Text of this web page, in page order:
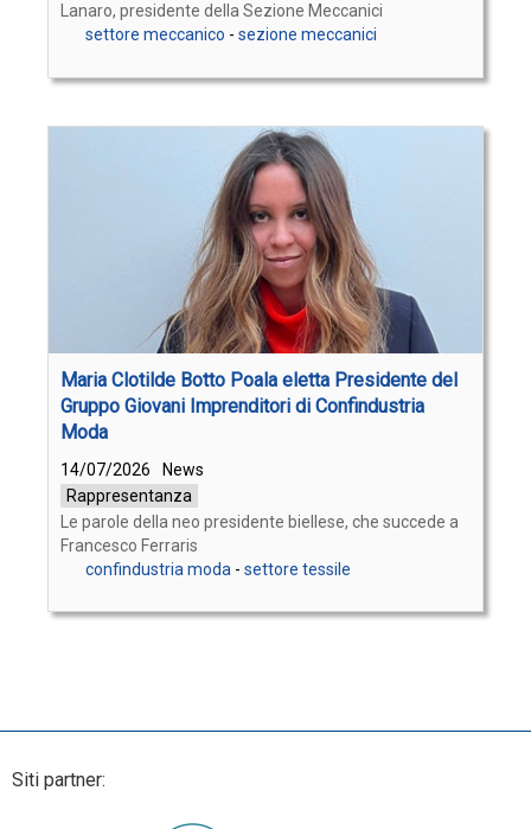
Lanaro, presidente della Sezione Meccanici
settore meccanico - sezione meccanici
Maria Clotilde Botto Poala eletta Presidente del
Gruppo Giovani Imprenditori di Confindustria
Moda
14/07/2026
News
Rappresentanza
Le parole della neo presidente biellese, che succede a
Francesco Ferraris
confindustria moda - settore tessile
Siti partner: